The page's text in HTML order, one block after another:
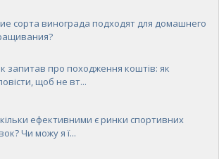
сорта винограда подходят для домашнего
запитав про походження коштів: як
щоб не вт...
ефективними є ринки спортивних
Чи можу я ї...